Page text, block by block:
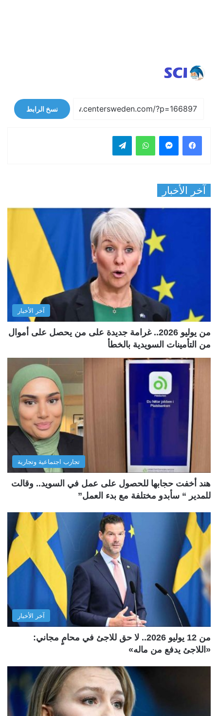
نسخ الرابط
فيسبوك واتساب
آخر الأخبار
آخر الأخبار
من يوليو 2026.. غرامة جديدة على من يحصل على أموال
من التأمينات السويدية بالخطأ
تجارب اجتماعية وتجارية
هند أخفت حجابها للحصول على عمل في السويد.. وقالت
للمدير “ سأبدو مختلفة مع بدء العمل”
آخر الأخبار
من 12 يوليو 2026.. لا حق للاجئ في محامٍ مجاني:
«اللاجئ يدفع من ماله»